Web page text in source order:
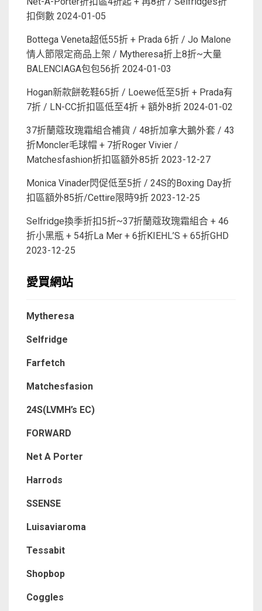
扣倒數 2024-01-05
Bottega Veneta超低55折 + Prada 6折 / Jo Malone
情人節限定商品上架 / Mytheresa折上8折~大量
BALENCIAGA包包56折 2024-01-03
Hogan新款餅乾鞋65折 / Loewe低至5折 + Prada有
7折 / LN-CC折扣區低至4折 + 額外8折 2024-01-02
37折蘭蔻玫瑰霜組合補貨 / 48折加拿大鵝外套 / 43
折Moncler毛球帽 + 7折Roger Vivier /
Matchesfashion折扣區額外85折 2023-12-27
Monica Vinader閃促低至5折 / 24S的Boxing Day折
扣區額外85折/Cettire限時9折 2023-12-25
Selfridge換季折扣5折~37折蘭蔻玫瑰霜組合 + 46
折小黑瓶 + 54折La Mer + 6折KIEHL’S + 65折GHD
2023-12-25
愛買網站
Mytheresa
Selfridge
Farfetch
Matchesfasion
24S(LVMH’s EC)
FORWARD
Net A Porter
Harrods
SSENSE
Luisaviaroma
Tessabit
Shopbop
Coggles